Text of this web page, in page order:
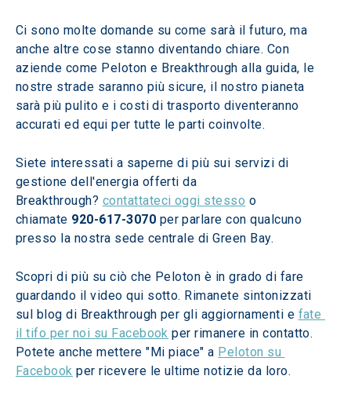
Ci sono molte domande su come sarà il futuro, ma
anche altre cose stanno diventando chiare. Con
aziende come Peloton e Breakthrough alla guida, le
nostre strade saranno più sicure, il nostro pianeta
sarà più pulito e i costi di trasporto diventeranno
accurati ed equi per tutte le parti coinvolte.
Siete interessati a saperne di più sui servizi di
gestione dell'energia offerti da
Breakthrough? contattateci oggi stesso o
chiamate 920-617-3070 per parlare con qualcuno
presso la nostra sede centrale di Green Bay.
Scopri di più su ciò che Peloton è in grado di fare
guardando il video qui sotto. Rimanete sintonizzati
sul blog di Breakthrough per gli aggiornamenti e fate
il tifo per noi su Facebook per rimanere in contatto.
Potete anche mettere "Mi piace" a Peloton su
Facebook per ricevere le ultime notizie da loro.